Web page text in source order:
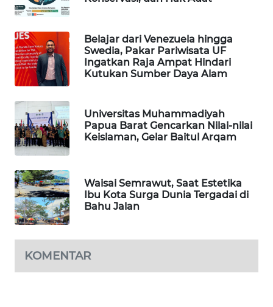
Belajar dari Venezuela hingga
Swedia, Pakar Pariwisata UF
Ingatkan Raja Ampat Hindari
Kutukan Sumber Daya Alam
Universitas Muhammadiyah
Papua Barat Gencarkan Nilai-nilai
Keislaman, Gelar Baitul Arqam
Waisai Semrawut, Saat Estetika
Ibu Kota Surga Dunia Tergadai di
Bahu Jalan
KOMENTAR
KONSUMEN
FORWAMKI
ALPERKLINAS
FORJASIDA
NEWS
SITUNGIR
NEWS
SIDIKALANG